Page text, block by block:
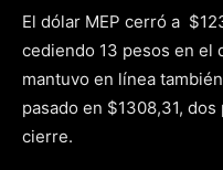
El dólar MEP cerró a
cediendo 13 pesos en el
mantuvo en línea
pasado en $1308,31,
cierre.